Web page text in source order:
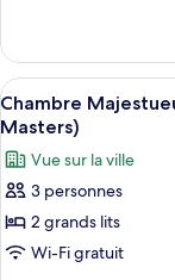
très
grand
lit,
vue
ville
(Masters)
le
type
de
chambre
Chambre,
très
grand
lit,
vue
Afficher
toutes
les
photos
pour
ce
type
2
Chambre
Masters)
Vue sur la ville
3 personnes
2 grands lits
Wi-Fi gratuit